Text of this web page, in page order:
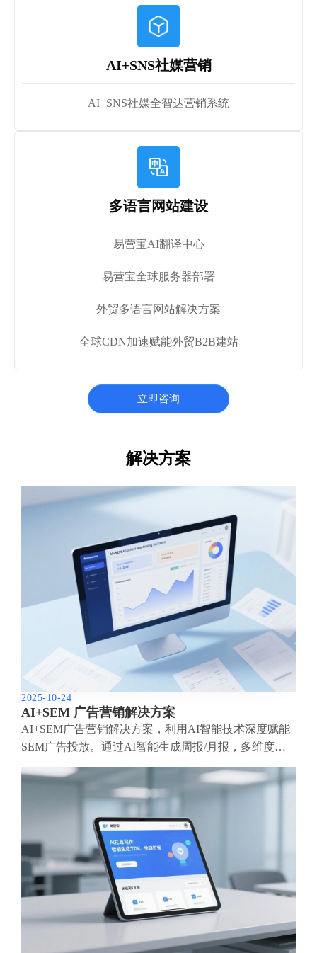
AI+SNS社媒营销
AI+SNS社媒全智达营销系统
多语言网站建设
易营宝AI翻译中心
易营宝全球服务器部署
外贸多语言网站解决方案
全球CDN加速赋能外贸B2B建站
立即咨询
解决方案
2025-10-24
AI+SEM 广告营销解决方案
AI+SEM广告营销解决方案，利用AI智能技术深度赋能
SEM广告投放。通过AI智能生成周报/月报，多维度呈
现账户数据，全面掌握广告投放成效与趋势。AI精准推
荐关键词与投放国家，智能生成高转化广告语，一键启
动高效投放方案，助力企业快速获客。同时，系统实时
监测核心指标，智能识别波动异常并及时预警，保障广
告效果稳定高回报。